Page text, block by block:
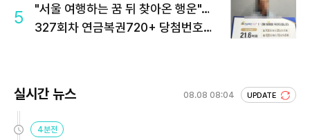
5
"서울 여행하는 꿈 뒤 찾아온 행운"…
327회차 연금복권720+ 당첨번호조
실시간 뉴스 08.08 08:04 UPDATE
4분전